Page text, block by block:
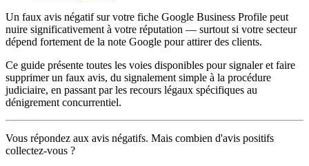
Un faux avis négatif sur votre fiche Google Business Profile peut
nuire significativement à votre réputation — surtout si votre secteur
dépend fortement de la note Google pour attirer des clients.
Ce guide présente toutes les voies disponibles pour signaler et faire
supprimer un faux avis, du signalement simple à la procédure
judiciaire, en passant par les recours légaux spécifiques au
dénigrement concurrentiel.
Vous répondez aux avis négatifs. Mais combien d'avis positifs
collectez-vous ?